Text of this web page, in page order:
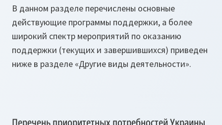
В данном разделе перечислены основные
действующие программы поддержки, а более
широкий спектр мероприятий по оказанию
поддержки (текущих и завершившихся) приведен
ниже в разделе «Другие виды деятельности».
Перечень приоритетных потребностей Украины